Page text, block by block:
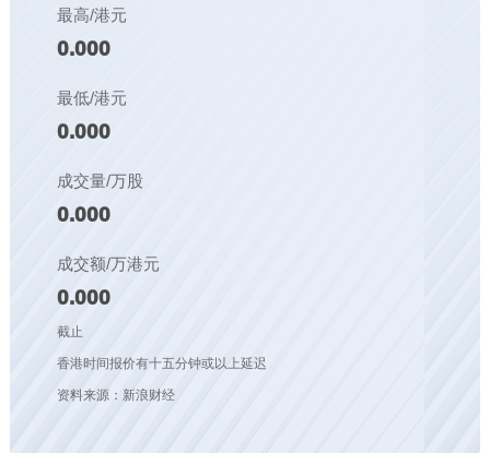
最高/港元
0.000
最低/港元
0.000
成交量/万股
0.000
成交额/万港元
0.000
截止
香港时间报价有十五分钟或以上延迟
资料来源：新浪财经